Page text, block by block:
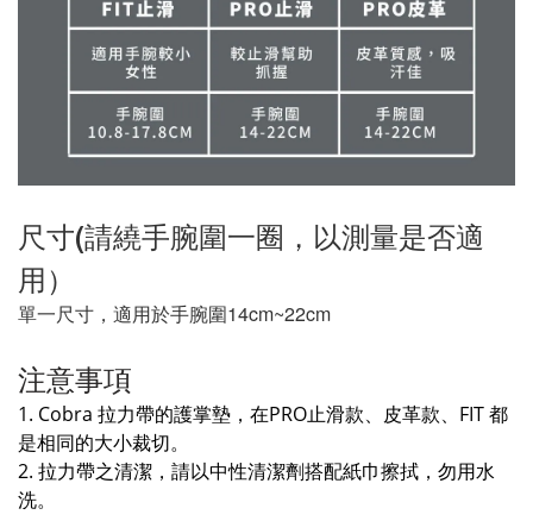
尺寸(請繞手腕圍一圈，以測量是否適
用）
單一尺寸， 適用於手腕圍14cm~22cm
注意事項
1. Cobra 拉力帶的護掌墊，在PRO止滑款、皮革款、FIT 都
是相同的大小裁切。
2. 拉力帶之清潔，請以中性清潔劑搭配紙巾擦拭，勿用水
洗。